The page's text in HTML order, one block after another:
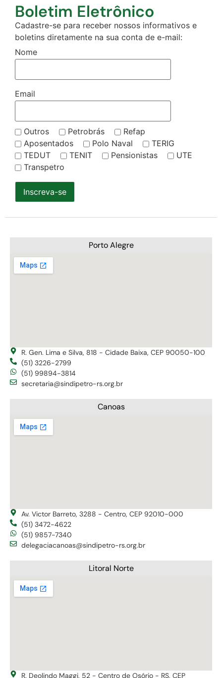
Boletim Eletrônico
Cadastre-se para receber nossos informativos e
boletins diretamente na sua conta de e-mail:
Nome
Email
Outros Petrobrás
Refap
Aposentados
Polo Naval
TERIG
TEDUT
TENIT Pensionistas
UTE
Transpetro
Inscreva-se
Porto Alegre
R. Gen. Lima e Silva, 818 - Cidade Baixa, CEP 90050-100
(51) 3226-2799
(51) 99894-3814
secretaria@sindipetro-rs.org.br
Canoas
Av. Victor Barreto, 3288 - Centro, CEP 92010-000
(51) 3472-4622
(51) 9857-7340
delegaciacanoas@sindipetro-rs.org.br
Litoral Norte
R. Deolindo Maggi, 52 - Centro de Osório - RS, CEP